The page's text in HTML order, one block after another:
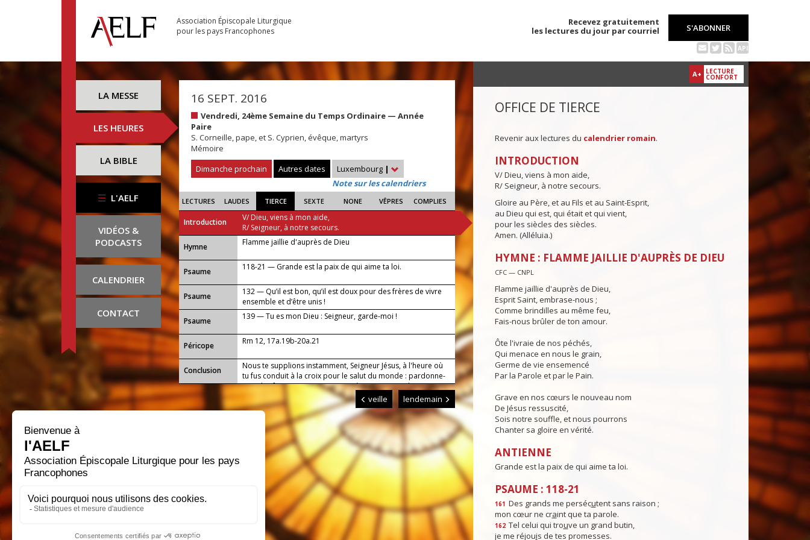
Association Épiscopale Liturgique
pour les pays Francophones
Recevez gratuitement
les lectures du jour par courriel
S'ABONNER
API
LA MESSE
LES HEURES
LA BIBLE
L'AELF
VIDÉOS &
PODCASTS
CALENDRIER
CONTACT
16 SEPT. 2016
Vendredi, 24ème Semaine du Temps Ordinaire — Année
Paire
S. Corneille, pape, et S. Cyprien, évêque, martyrs
Mémoire
Dimanche prochain
Autres dates Luxembourg |
Note sur les calendriers
LECTURES LAUDES TIERCE SEXTE NONE VÊPRES COMPLIES
Introduction
V/ Dieu, viens à mon aide,
R/ Seigneur, à notre secours.
...
Hymne Flamme jaillie d'auprès de Dieu
Psaume 118-21 — Grande est la paix de qui aime ta loi.
Psaume
132 — Qu’il est bon, qu’il est doux pour des frères de vivre
ensemble et d’être unis !
Psaume
139 — Tu es mon Dieu : Seigneur, garde-moi !
Péricope Rm 12, 17a.19b-20a.21
Conclusion
Nous te supplions instamment, Seigneur Jésus, à l'heure où
tu fus conduit à la croix pour le salut du monde : pardonne-
nous les fautes commises et protège-nous pour l'avenir. Toi
qui règnes pour les siècles des siècles. Amen.
veille lendemain
A+ LECTURE
CONFORT
OFFICE DE TIERCE
Revenir aux lectures du calendrier romain.
INTRODUCTION
V/ Dieu, viens à mon aide,
R/ Seigneur, à notre secours.
Gloire au Père, et au Fils et au Saint-Esprit,
au Dieu qui est, qui était et qui vient,
pour les siècles des siècles.
Amen. (Alléluia.)
HYMNE : FLAMME JAILLIE D'AUPRÈS DE DIEU
CFC — CNPL
Flamme jaillie d'auprès de Dieu,
Esprit Saint, embrase-nous ;
Comme brindilles au même feu,
Fais-nous brûler de ton amour.
Ôte l'ivraie de nos péchés,
Qui menace en nous le grain,
Germe de vie ensemencé
Par la Parole et par le Pain.
Grave en nos cœurs le nouveau nom
De Jésus ressuscité,
Sois notre souffle, et nous pourrons
Chanter sa gloire en vérité.
ANTIENNE
Grande est la paix de qui aime ta loi.
PSAUME : 118-21
161 Des grands me persécutent sans raison ;
mon cœur ne craint que ta parole.
162 Tel celui qui trouve un grand butin,
je me réjouis de tes promesses.